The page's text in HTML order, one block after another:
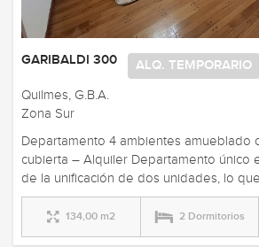
ALQ. TEMPORARIO
GARIBALDI 300
Quilmes, G.B.A.
Zona Sur
Departamento 4 ambientes amueblado
cubierta – Alquiler Departamento único
de la unificación de dos unidades, lo
134,00 m2 2 Dormitorios